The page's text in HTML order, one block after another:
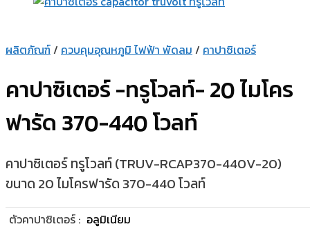
ผลิตภัณฑ์/ ควบคุมอุณหภูมิ ไฟฟ้า พัดลม / คาปาซิเตอร์
คาปาซิเตอร์ -ทรูโวลท์- 20 ไมโคร
ฟารัด 370-440 โวลท์
คาปาซิเตอร์ ทรูโวลท์ (TRUV-RCAP370-440V-20)
ขนาด 20 ไมโครฟารัด 370-440 โวลท์
ตัวคาปาซิเตอร์ : อลูมิเนียม